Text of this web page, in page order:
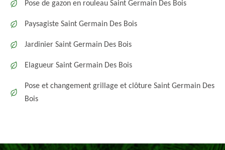
Pose de gazon en rouleau Saint Germain Des Bois
Paysagiste Saint Germain Des Bois
Jardinier Saint Germain Des Bois
Elagueur Saint Germain Des Bois
Pose et changement grillage et clôture Saint Germain Des
Bois